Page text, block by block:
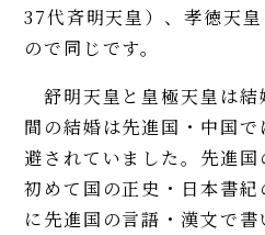
37代斉明天皇）、孝徳天
ので同じです。
舒明天皇と皇極天皇は結
間の結婚は先進国・中国
避されていました。先進
初めて国の正史・日本書
に先進国の言語・漢文で